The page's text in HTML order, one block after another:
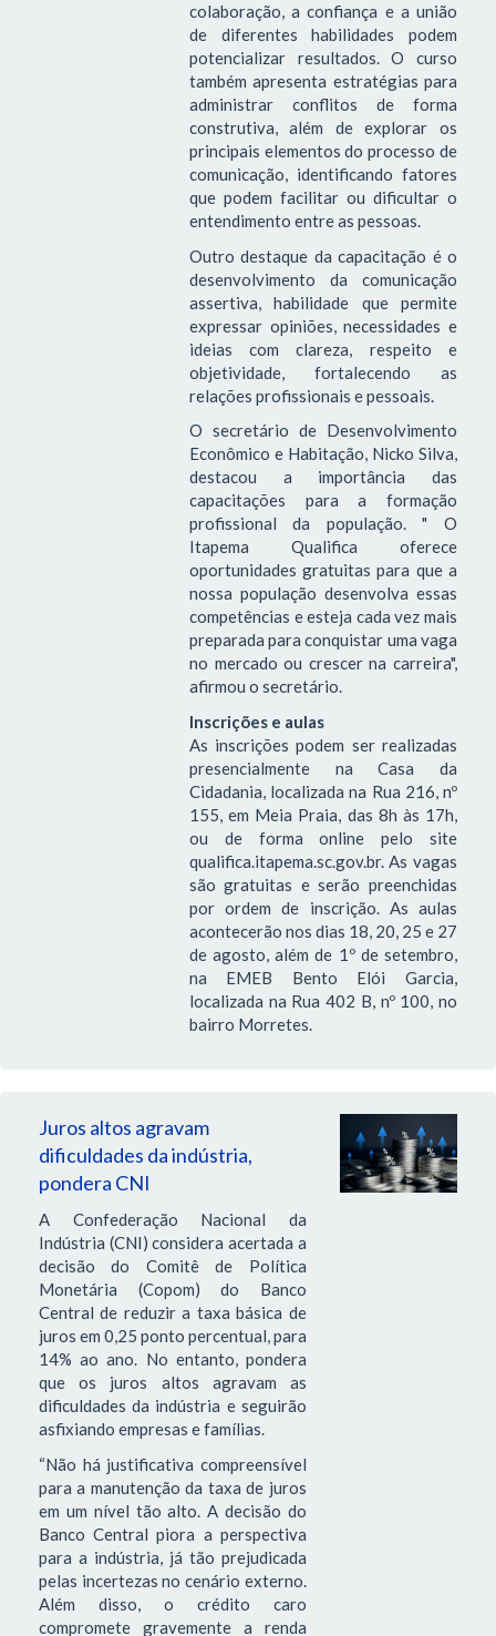
colaboração, a confiança e a união
de diferentes habilidades podem
potencializar resultados. O curso
também apresenta estratégias para
administrar conflitos de forma
construtiva, além de explorar os
principais elementos do processo de
comunicação, identificando fatores
que podem facilitar ou dificultar o
entendimento entre as pessoas.
Outro destaque da capacitação é o
desenvolvimento da comunicação
assertiva, habilidade que permite
expressar opiniões, necessidades e
ideias com clareza, respeito e
objetividade, fortalecendo as
relações profissionais e pessoais.
O secretário de Desenvolvimento
Econômico e Habitação, Nicko Silva,
destacou a importância das
capacitações para a formação
profissional da população. " O
Itapema Qualifica oferece
oportunidades gratuitas para que a
nossa população desenvolva essas
competências e esteja cada vez mais
preparada para conquistar uma vaga
no mercado ou crescer na carreira",
afirmou o secretário.
Inscrições e aulas
As inscrições podem ser realizadas
presencialmente na Casa da
Cidadania, localizada na Rua 216, nº
155, em Meia Praia, das 8h às 17h,
ou de forma online pelo site
qualifica.itapema.sc.gov.br. As vagas
são gratuitas e serão preenchidas
por ordem de inscrição. As aulas
acontecerão nos dias 18, 20, 25 e 27
de agosto, além de 1º de setembro,
na EMEB Bento Elói Garcia,
localizada na Rua 402 B, nº 100, no
bairro Morretes.
Juros altos agravam
dificuldades da indústria,
pondera CNI
A Confederação Nacional da
Indústria (CNI) considera acertada a
decisão do Comitê de Política
Monetária (Copom) do Banco
Central de reduzir a taxa básica de
juros em 0,25 ponto percentual, para
14% ao ano. No entanto, pondera
que os juros altos agravam as
dificuldades da indústria e seguirão
asfixiando empresas e famílias.
“Não há justificativa compreensível
para a manutenção da taxa de juros
em um nível tão alto. A decisão do
Banco Central piora a perspectiva
para a indústria, já tão prejudicada
pelas incertezas no cenário externo.
Além disso, o crédito caro
compromete gravemente a renda